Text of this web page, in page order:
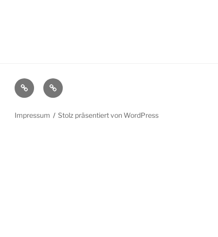
Haftungsausschluss
Impressum
Impressum Stolz präsentiert von WordPress